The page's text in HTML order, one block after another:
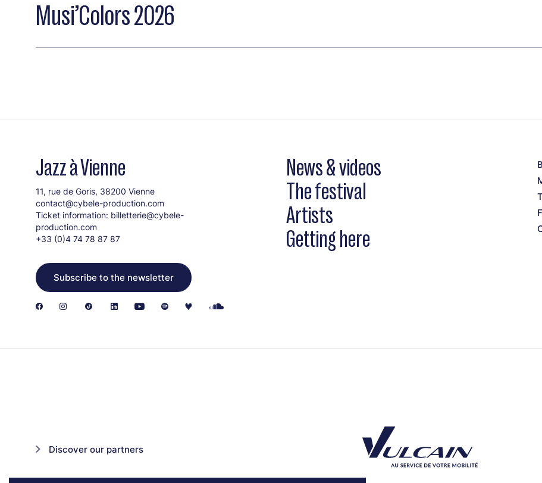
Musi’Colors 2026
Jazz à Vienne
11, rue de Goris, 38200 Vienne
contact@cybele-production.com
Ticket information: billetterie@cybele-
production.com
+33 (0)4 74 78 87 87
Subscribe to the newsletter
News & videos
The festival
Artists
Getting here
Discover our partners